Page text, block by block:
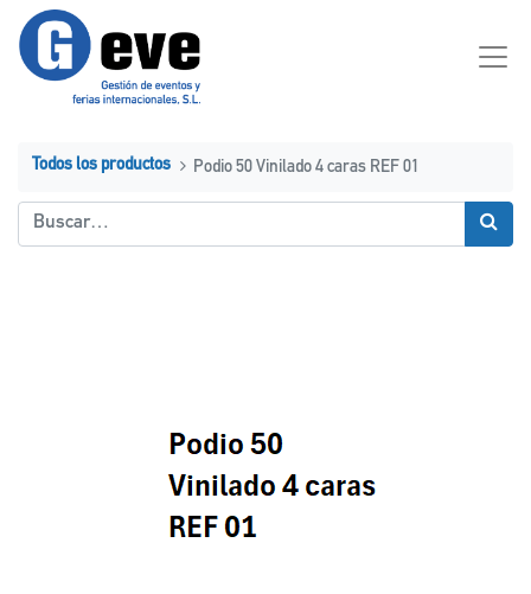
Todos los productos Podio 50 Vinilado 4 caras REF 01